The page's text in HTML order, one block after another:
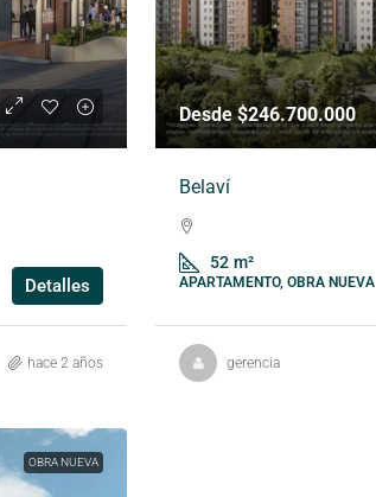
Detalles
hace 2 años
Desde $246.700.000
Belaví
52 m²
APARTAMENTO, OBRA NUEVA
gerencia
OBRA NUEVA